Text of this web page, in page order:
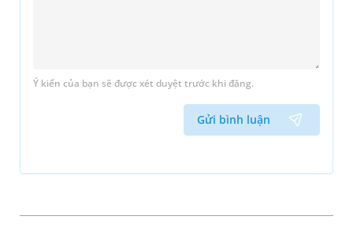
Ý kiến của bạn sẽ được xét duyệt trước khi đăng.
Gửi bình luận